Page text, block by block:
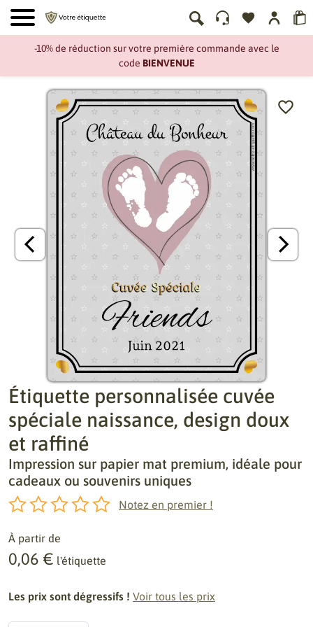
-10% de réduction sur votre première commande avec le
code BIENVENUE
Étiquette personnalisée cuvée
spéciale naissance, design doux
et raffiné
Impression sur papier mat premium, idéale pour
cadeaux ou souvenirs uniques
Notez en premier !
À partir de
0,06 € l'étiquette
Les prix sont dégressifs ! Voir tous les prix